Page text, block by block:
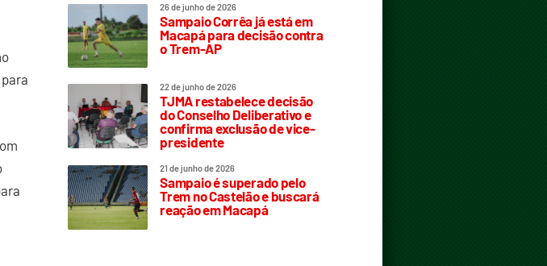
26 de junho de 2026
Sampaio Corrêa já está em
Macapá para decisão contra
o Trem-AP
22 de junho de 2026
TJMA restabelece decisão
do Conselho Deliberativo e
confirma exclusão de vice-
presidente
21 de junho de 2026
Sampaio é superado pelo
Trem no Castelão e buscará
reação em Macapá